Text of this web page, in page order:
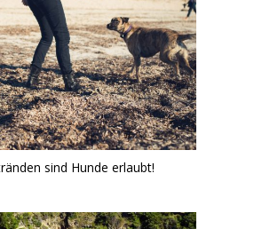
sind Hunde erlaubt!